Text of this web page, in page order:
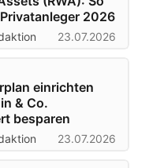
2026
23.07.2026
einrichten
& Co.
besparen
23.07.2026